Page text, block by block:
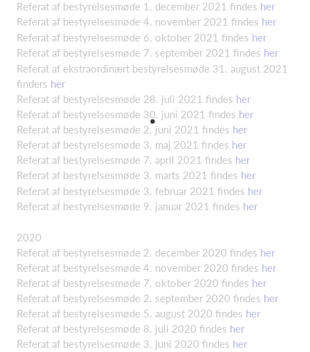
Referat af bestyrelsesmøde 1. december 2021 findes her
Referat af bestyrelsesmøde 4. november 2021 findes her
Referat af bestyrelsesmøde 6. oktober 2021 findes her
Referat af bestyrelsesmøde 7. september 2021 findes her
Referat af ekstraordinært bestyrelsesmøde 31. august 2021
finders her
Referat af bestyrelsesmøde 28. juli 2021 findes her
Referat af bestyrelsesmøde 30. juni 2021 findes her
Referat af bestyrelsesmøde 2. juni 2021 findes her
Referat af bestyrelsesmøde 3. maj 2021 findes her
Referat af bestyrelsesmøde 7. april 2021 findes her
Referat af bestyrelsesmøde 3. marts 2021 findes her
Referat af bestyrelsesmøde 3. februar 2021 findes her
Referat af bestyrelsesmøde 9. januar 2021 findes her
2020
Referat af bestyrelsesmøde 2. december 2020 findes her
Referat af bestyrelsesmøde 4. november 2020 findes her
Referat af bestyrelsesmøde 7. oktober 2020 findes her
Referat af bestyrelsesmøde 2. september 2020 findes her
Referat af bestyrelsesmøde 5. august 2020 findes her
Referat af bestyrelsesmøde 8. juli 2020 findes her
Referat af bestyrelsesmøde 3. juni 2020 findes her